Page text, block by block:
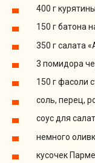
400 г
150 г батона
350 г салата
3 помидора
150 г фасоли
соль, перец,
соус для
немного
кусочек